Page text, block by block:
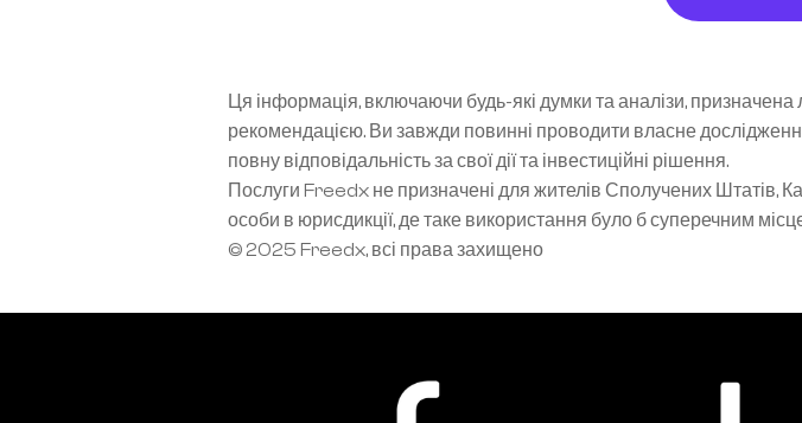
Ця інформація, включаючи будь-які думки та аналізи,
рекомендацією. Ви завжди повинні проводити власне
повну відповідальність за свої дії та інвестиційні рішення.
Послуги Freedx не призначені для жителів Сполучених Штатів,
особи в юрисдикції, де таке використання було б суперечним
© 2025 Freedx, всі права захищено